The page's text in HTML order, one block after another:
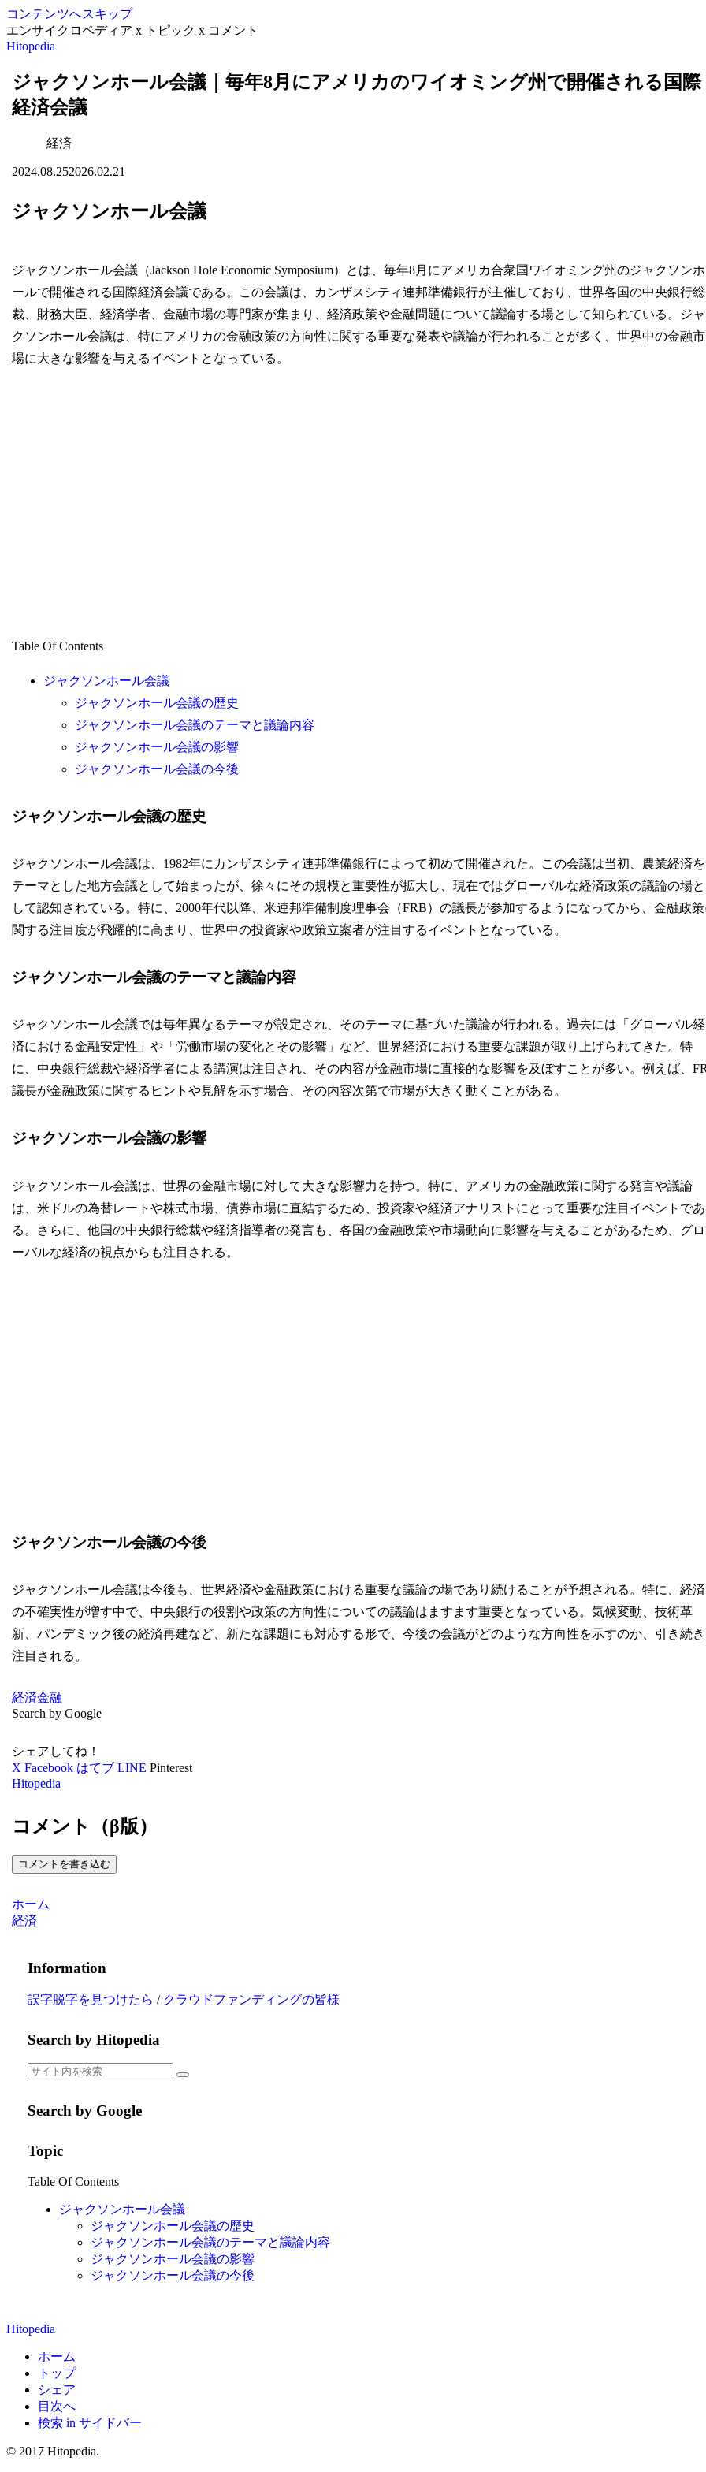
コンテンツへスキップ
エンサイクロペディア x トピック x コメント
Hitopedia
ジャクソンホール会議｜毎年8月にアメリカのワイオミング州で開催される国際
経済会議
経済
2024.08.252026.02.21
ジャクソンホール会議
ジャクソンホール会議（Jackson Hole Economic Symposium）とは、毎年8月にアメリカ合衆国ワイオミング州のジャクソンホ
ールで開催される国際経済会議である。この会議は、カンザスシティ連邦準備銀行が主催しており、世界各国の中央銀行総
裁、財務大臣、経済学者、金融市場の専門家が集まり、経済政策や金融問題について議論する場として知られている。ジャ
クソンホール会議は、特にアメリカの金融政策の方向性に関する重要な発表や議論が行われることが多く、世界中の金融市
場に大きな影響を与えるイベントとなっている。
Table Of Contents
ジャクソンホール会議
ジャクソンホール会議の歴史
ジャクソンホール会議のテーマと議論内容
ジャクソンホール会議の影響
ジャクソンホール会議の今後
ジャクソンホール会議の歴史
ジャクソンホール会議は、1982年にカンザスシティ連邦準備銀行によって初めて開催された。この会議は当初、農業経済を
テーマとした地方会議として始まったが、徐々にその規模と重要性が拡大し、現在ではグローバルな経済政策の議論の場と
して認知されている。特に、2000年代以降、米連邦準備制度理事会（FRB）の議長が参加するようになってから、金融政
関する注目度が飛躍的に高まり、世界中の投資家や政策立案者が注目するイベントとなっている。
ジャクソンホール会議のテーマと議論内容
ジャクソンホール会議では毎年異なるテーマが設定され、そのテーマに基づいた議論が行われる。過去には「グローバル経
済における金融安定性」や「労働市場の変化とその影響」など、世界経済における重要な課題が取り上げられてきた。特
に、中央銀行総裁や経済学者による講演は注目され、その内容が金融市場に直接的な影響を及ぼすことが多い。例えば、
議長が金融政策に関するヒントや見解を示す場合、その内容次第で市場が大きく動くことがある。
ジャクソンホール会議の影響
ジャクソンホール会議は、世界の金融市場に対して大きな影響力を持つ。特に、アメリカの金融政策に関する発言や議論
は、米ドルの為替レートや株式市場、債券市場に直結するため、投資家や経済アナリストにとって重要な注目イベントであ
る。さらに、他国の中央銀行総裁や経済指導者の発言も、各国の金融政策や市場動向に影響を与えることがあるため、グロ
ーバルな経済の視点からも注目される。
ジャクソンホール会議の今後
ジャクソンホール会議は今後も、世界経済や金融政策における重要な議論の場であり続けることが予想される。特に、経済
の不確実性が増す中で、中央銀行の役割や政策の方向性についての議論はますます重要となっている。気候変動、技術革
新、パンデミック後の経済再建など、新たな課題にも対応する形で、今後の会議がどのような方向性を示すのか、引き続き
注目される。
経済金融
Search by Google
シェアしてね！
X Facebook はてブ LINE Pinterest
Hitopedia
コメント（β版）
コメントを書き込む
ホーム
経済
Information
誤字脱字を見つけたら / クラウドファンディングの皆様
Search by Hitopedia
Search by Google
Topic
Table Of Contents
ジャクソンホール会議
ジャクソンホール会議の歴史
ジャクソンホール会議のテーマと議論内容
ジャクソンホール会議の影響
ジャクソンホール会議の今後
Hitopedia
ホーム
トップ
シェア
目次へ
検索 in サイドバー
© 2017 Hitopedia.